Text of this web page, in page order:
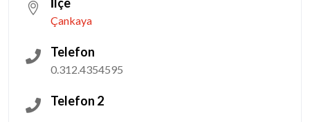
Çankaya
Telefon
0.312.4354595
Telefon 2